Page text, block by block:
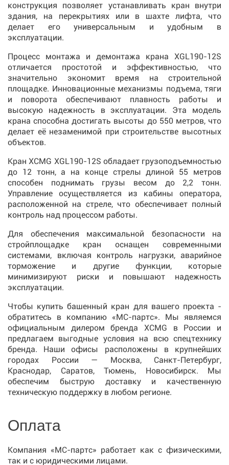
конструкция позволяет устанавливать кран внутри
здания, на перекрытиях или в шахте лифта, что
делает его универсальным и удобным в
эксплуатации.
Процесс монтажа и демонтажа крана XGL190-12S
отличается простотой и эффективностью, что
значительно экономит время на строительной
площадке. Инновационные механизмы подъема, тяги
и поворота обеспечивают плавность работы и
высокую надежность в эксплуатации. Эта модель
крана способна достигать высоты до 550 метров, что
делает её незаменимой при строительстве высотных
объектов.
Кран XCMG XGL190-12S обладает грузоподъемностью
до 12 тонн, а на конце стрелы длиной 55 метров
способен поднимать грузы весом до 2,2 тонн.
Управление осуществляется из кабины оператора,
расположенной на стреле, что обеспечивает полный
контроль над процессом работы.
Для обеспечения максимальной безопасности на
стройплощадке кран оснащен современными
системами, включая контроль нагрузки, аварийное
торможение и другие функции, которые
минимизируют риски и повышают надежность
эксплуатации.
Чтобы купить башенный кран для вашего проекта -
обратитесь в компанию «МС-партс». Мы являемся
официальным дилером бренда XCMG в России и
предлагаем выгодные условия на всю спецтехнику
бренда. Наши офисы расположены в крупнейших
городах России — Москва, Санкт-Петербург,
Краснодар, Саратов, Тюмень, Новосибирск. Мы
обеспечим быструю доставку и качественную
техническую поддержку в любом регионе.
Оплата
Компания «МС-партс» работает как с физическими,
так и с юридическими лицами.